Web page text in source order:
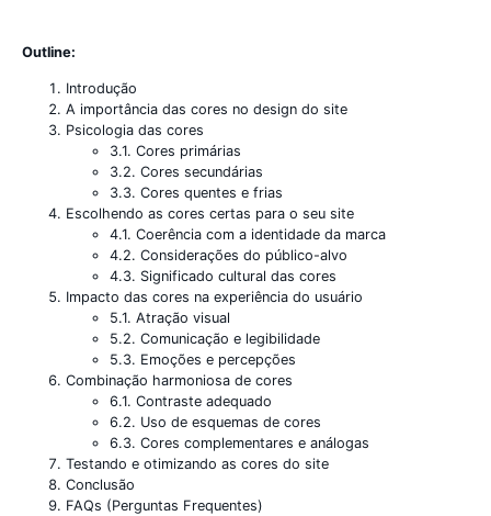
Outline:
Introdução
A importância das cores no design do site
Psicologia das cores
3.1. Cores primárias
3.2. Cores secundárias
3.3. Cores quentes e frias
Escolhendo as cores certas para o seu site
4.1. Coerência com a identidade da marca
4.2. Considerações do público-alvo
4.3. Significado cultural das cores
Impacto das cores na experiência do usuário
5.1. Atração visual
5.2. Comunicação e legibilidade
5.3. Emoções e percepções
Combinação harmoniosa de cores
6.1. Contraste adequado
6.2. Uso de esquemas de cores
6.3. Cores complementares e análogas
Testando e otimizando as cores do site
Conclusão
FAQs (Perguntas Frequentes)